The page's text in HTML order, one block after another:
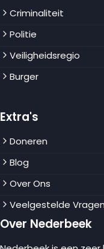
Criminaliteit
Politie
Veiligheidsregio
Burger
Extra's
Doneren
Blog
Over Ons
Veelgestelde Vragen
Over Nederbeek